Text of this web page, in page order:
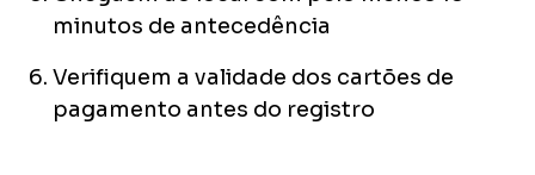
minutos de antecedência
Verifiquem a validade dos cartões de
pagamento antes do registro